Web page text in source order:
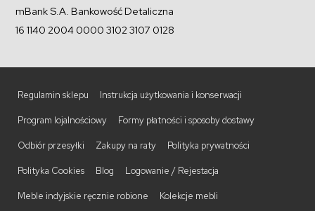
mBank S.A. Bankowość Detaliczna
16 1140 2004 0000 3102 3107 0128
Regulamin sklepu Instrukcja użytkowania i konserwacji
Program lojalnościowy Formy płatności i sposoby dostawy
Odbiór przesyłki Zakupy na raty Polityka prywatności
Polityka Cookies Blog Logowanie / Rejestacja
Meble indyjskie ręcznie robione Kolekcje mebli